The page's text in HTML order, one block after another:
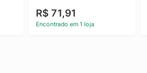
R$ 71,91
Encontrado em 1 loja